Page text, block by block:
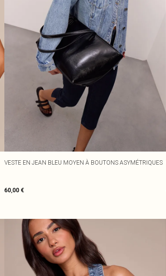
VESTE EN JEAN BLEU MOYEN À BOUTONS ASYMÉTRIQUES
60,00 €